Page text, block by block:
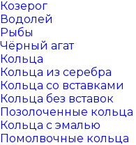
Козерог
Водолей
Рыбы
Чёрный агат
Кольца
Кольца из серебра
Кольца со вставками
Кольца без вставок
Позолоченные кольца
Кольца с эмалью
Помолвочные кольца